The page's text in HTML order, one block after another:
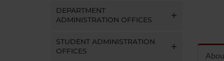
DEPARTMENT
ADMINISTRATION OFFICES
STUDENT ADMINISTRATION
OFFICES